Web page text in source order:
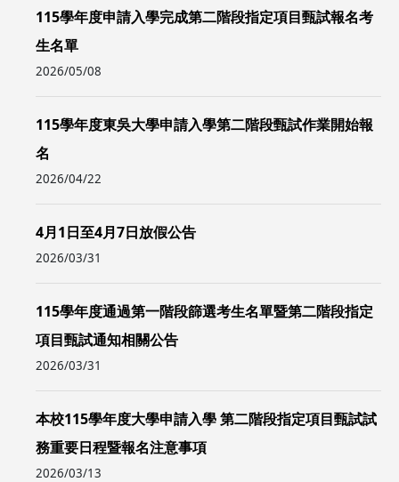
115學年度申請入學完成第二階段指定項目甄試報名考
生名單
2026/05/08
115學年度東吳大學申請入學第二階段甄試作業開始報
名
2026/04/22
4月1日至4月7日放假公告
2026/03/31
115學年度通過第一階段篩選考生名單暨第二階段指定
項目甄試通知相關公告
2026/03/31
本校115學年度大學申請入學 第二階段指定項目甄試試
務重要日程暨報名注意事項
2026/03/13